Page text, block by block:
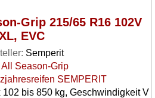
Grip 215/65 R16 102V
EVC
Semperit
All Season-Grip
SEMPERIT
102 bis 850 kg, Geschwindigkeit V